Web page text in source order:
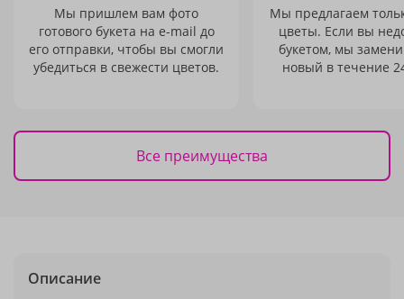
Мы пришлем вам фото
готового букета на e-mail до
его отправки, чтобы вы смогли
убедиться в свежести цветов.
Мы предлагаем
цветы. Если вы
букетом, мы
новый в течение
Все преимущества
Описание